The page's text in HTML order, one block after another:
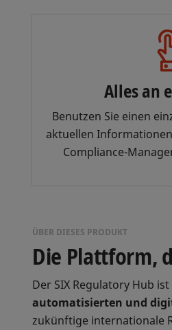
Alles an
Benutzen Sie einen
aktuellen
Compliance-
ÜBER DIESES PRODUKT
Die Plattform,
Der SIX Regulatory Hub
automatisierten und
zukünftige internationale